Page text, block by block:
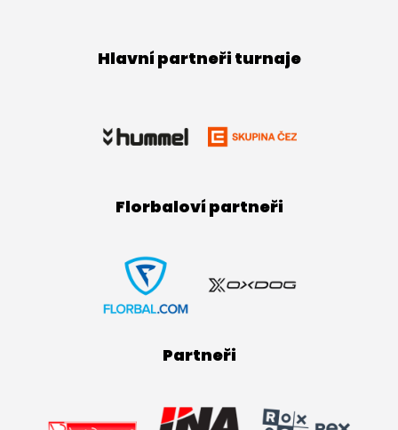
Hlavní partneři turnaje
Florbaloví partneři
Partneři